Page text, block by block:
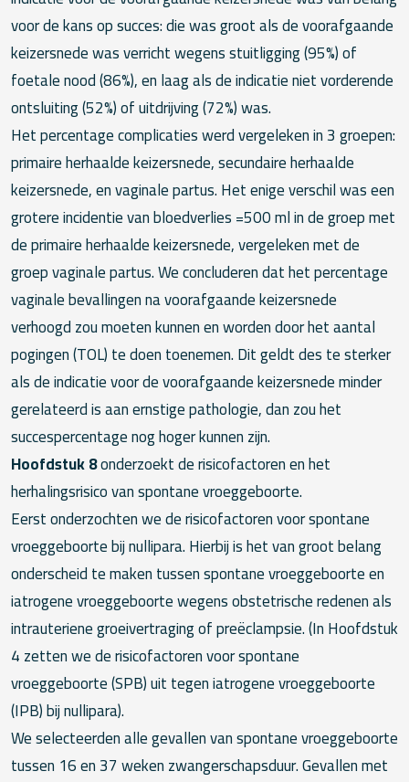
voor de kans op succes: die was groot als de voorafgaande
keizersnede was verricht wegens stuitligging (95%) of
foetale nood (86%), en laag als de indicatie niet vorderende
ontsluiting (52%) of uitdrijving (72%) was.
Het percentage complicaties werd vergeleken in 3 groepen:
primaire herhaalde keizersnede, secundaire herhaalde
keizersnede, en vaginale partus. Het enige verschil was een
grotere incidentie van bloedverlies =500 ml in de groep met
de primaire herhaalde keizersnede, vergeleken met de
groep vaginale partus. We concluderen dat het percentage
vaginale bevallingen na voorafgaande keizersnede
verhoogd zou moeten kunnen en worden door het aantal
pogingen (TOL) te doen toenemen. Dit geldt des te sterker
als de indicatie voor de voorafgaande keizersnede minder
gerelateerd is aan ernstige pathologie, dan zou het
succespercentage nog hoger kunnen zijn.
Hoofdstuk 8onderzoekt de risicofactoren en het
herhalingsrisico van spontane vroeggeboorte.
Eerst onderzochten we de risicofactoren voor spontane
vroeggeboorte bij nullipara. Hierbij is het van groot belang
onderscheid te maken tussen spontane vroeggeboorte en
iatrogene vroeggeboorte wegens obstetrische redenen als
intrauteriene groeivertraging of preëclampsie. (In Hoofdstuk
4 zetten we de risicofactoren voor spontane
vroeggeboorte (SPB) uit tegen iatrogene vroeggeboorte
(IPB) bij nullipara).
We selecteerden alle gevallen van spontane vroeggeboorte
tussen 16 en 37 weken zwangerschapsduur. Gevallen met